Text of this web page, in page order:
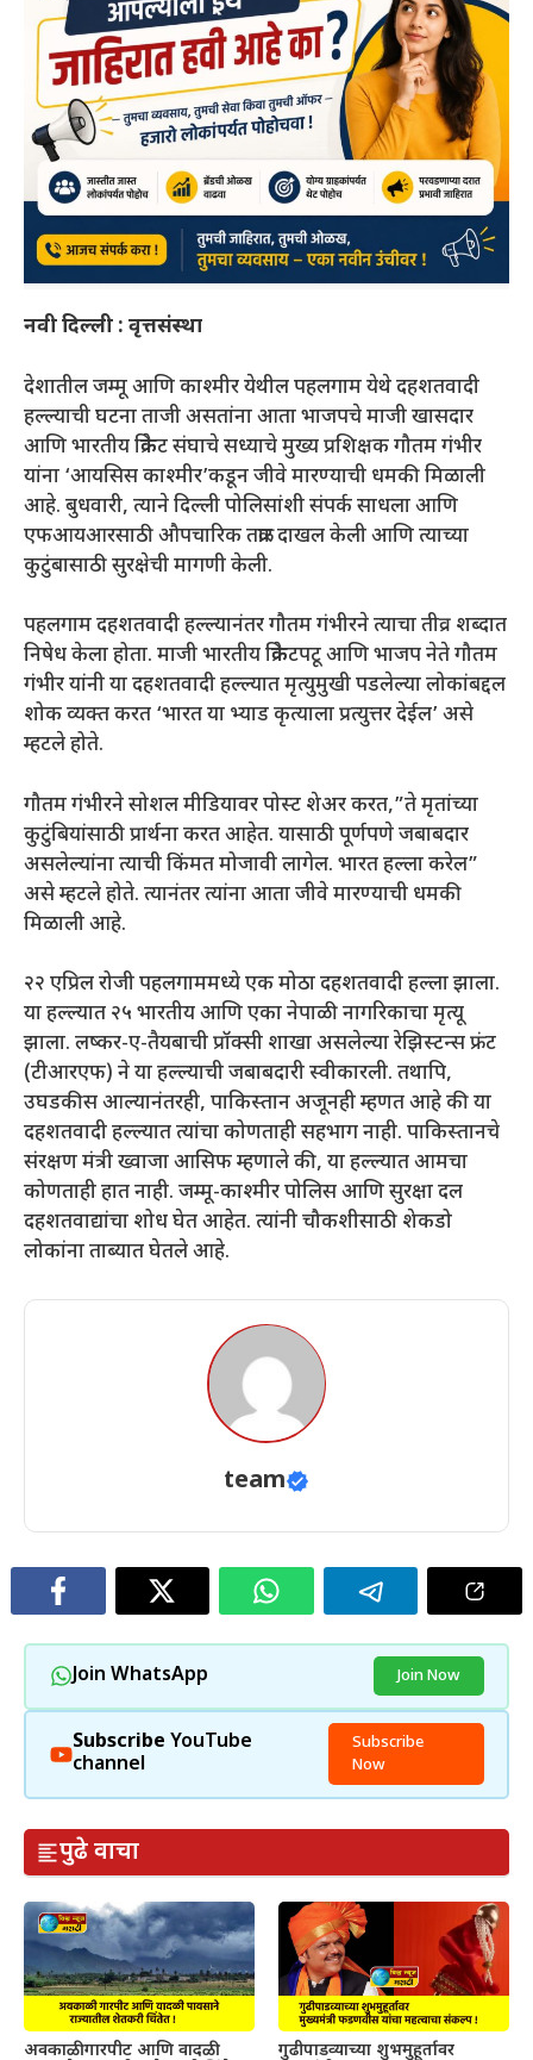
नवी दिल्ली : वृत्तसंस्था
देशातील जम्मू आणि काश्मीर येथील पहलगाम येथे दहशतवादी
हल्ल्याची घटना ताजी असतांना आता भाजपचे माजी खासदार
आणि भारतीय क्रिकेट संघाचे सध्याचे मुख्य प्रशिक्षक गौतम गंभीर
यांना ‘आयसिस काश्मीर’कडून जीवे मारण्याची धमकी मिळाली
आहे. बुधवारी, त्याने दिल्ली पोलिसांशी संपर्क साधला आणि
एफआयआरसाठी औपचारिक तक्रार दाखल केली आणि त्याच्या
कुटुंबासाठी सुरक्षेची मागणी केली.
पहलगाम दहशतवादी हल्ल्यानंतर गौतम गंभीरने त्याचा तीव्र शब्दात
निषेध केला होता. माजी भारतीय क्रिकेटपटू आणि भाजप नेते गौतम
गंभीर यांनी या दहशतवादी हल्ल्यात मृत्युमुखी पडलेल्या लोकांबद्दल
शोक व्यक्त करत ‘भारत या भ्याड कृत्याला प्रत्युत्तर देईल’ असे
म्हटले होते.
गौतम गंभीरने सोशल मीडियावर पोस्ट शेअर करत,”ते मृतांच्या
कुटुंबियांसाठी प्रार्थना करत आहेत. यासाठी पूर्णपणे जबाबदार
असलेल्यांना त्याची किंमत मोजावी लागेल. भारत हल्ला करेल”
असे म्हटले होते. त्यानंतर त्यांना आता जीवे मारण्याची धमकी
मिळाली आहे.
२२ एप्रिल रोजी पहलगाममध्ये एक मोठा दहशतवादी हल्ला झाला.
या हल्ल्यात २५ भारतीय आणि एका नेपाळी नागरिकाचा मृत्यू
झाला. लष्कर-ए-तैयबाची प्रॉक्सी शाखा असलेल्या रेझिस्टन्स फ्रंट
(टीआरएफ) ने या हल्ल्याची जबाबदारी स्वीकारली. तथापि,
उघडकीस आल्यानंतरही, पाकिस्तान अजूनही म्हणत आहे की या
दहशतवादी हल्ल्यात त्यांचा कोणताही सहभाग नाही. पाकिस्तानचे
संरक्षण मंत्री ख्वाजा आसिफ म्हणाले की, या हल्ल्यात आमचा
कोणताही हात नाही. जम्मू-काश्मीर पोलिस आणि सुरक्षा दल
दहशतवाद्यांचा शोध घेत आहेत. त्यांनी चौकशीसाठी शेकडो
लोकांना ताब्यात घेतले आहे.
team
Join WhatsApp Join Now
Subscribe YouTube
channel
Subscribe
Now
पुढे वाचा
अवकाळी गारपीट आणि वादळी
गुढीपाडव्याच्या शुभमुहूर्तावर